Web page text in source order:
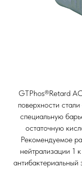
GTPhos®Retard
поверхности
специальную
остаточную
Рекомендуемое
нейтрализации 1
антибактериальный